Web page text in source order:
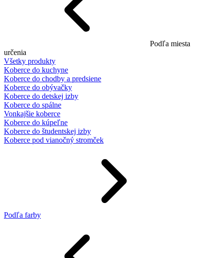
Podľa miesta
určenia
Všetky produkty
Koberce do kuchyne
Koberce do chodby a predsiene
Koberce do obývačky
Koberce do detskej izby
Koberce do spálne
Vonkajšie koberce
Koberce do kúpeľne
Koberce do študentskej izby
Koberce pod vianočný stromček
Podľa farby